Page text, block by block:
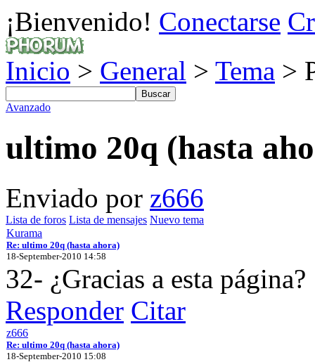
¡Bienvenido! Conectarse
Inicio > General > Tema >
Avanzado
ultimo 20q (hasta
Enviado por z666
Lista de foros Lista de mensajes Nuevo tema
Kurama
Re: ultimo 20q (hasta ahora)
18-September-2010 14:58
32- ¿Gracias a esta página?
Responder Citar
z666
Re: ultimo 20q (hasta ahora)
18-September-2010 15:08